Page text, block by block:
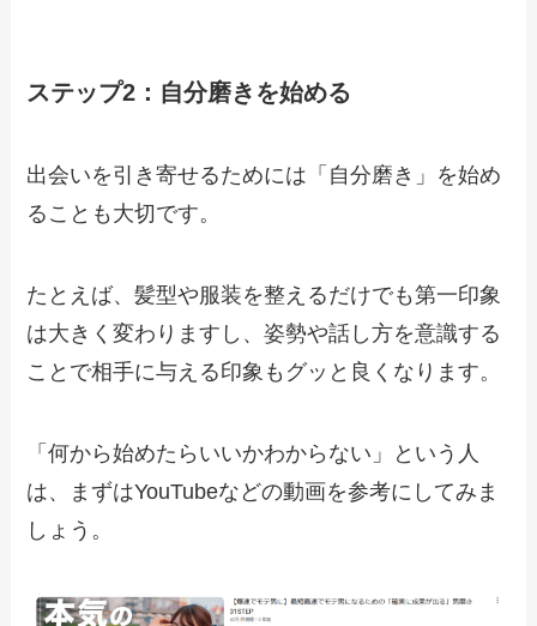
ステップ2：自分磨きを始める
出会いを引き寄せるためには「自分磨き」を始め
ることも大切です。
たとえば、髪型や服装を整えるだけでも第一印象
は大きく変わりますし、姿勢や話し方を意識する
ことで相手に与える印象もグッと良くなります。
「何から始めたらいいかわからない」という人
は、まずはYouTubeなどの動画を参考にしてみま
しょう。